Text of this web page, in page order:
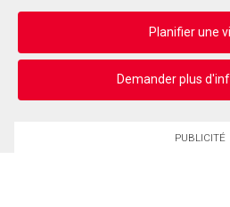
Planifier une
Demander plus
PUBLICITÉ